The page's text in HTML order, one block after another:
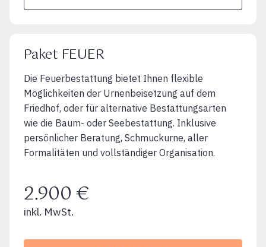
Paket FEUER
Die Feuerbestattung bietet Ihnen flexible
Möglichkeiten der Urnenbeisetzung auf dem
Friedhof, oder für alternative Bestattungsarten
wie die Baum- oder Seebestattung. Inklusive
persönlicher Beratung, Schmuckurne, aller
Formalitäten und vollständiger Organisation.
2.900 €
inkl. MwSt.